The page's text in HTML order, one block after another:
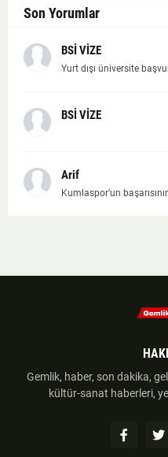
Son Yorumlar
BSİ VİZE
Yurt dışı üniversite
BSİ VİZE
Arif
Kumlaspor'un
Gemlik, haber, son dakika,
kültür-sanat haberleri,